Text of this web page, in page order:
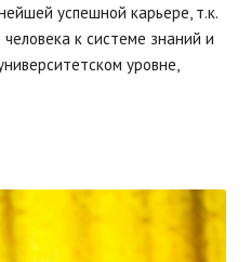
успешной карьере, т.к.
к системе знаний и
уровне,